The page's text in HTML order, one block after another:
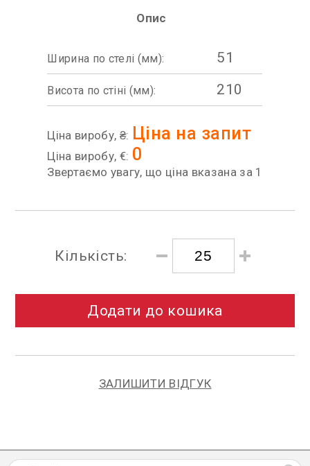
Опис
Ширина по стелі (мм): 51
Висота по стіні (мм): 210
Ціна виробу, ₴: Ціна на запит
Ціна виробу, €: 0
Звертаємо увагу, що ціна вказана за 1
Кількість:
Додати до кошика
ЗАЛИШИТИ ВІДГУК